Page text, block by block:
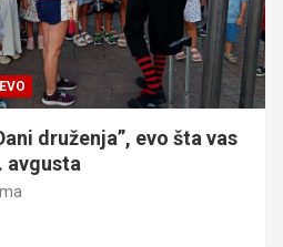
druženja”, evo šta vas
avgusta